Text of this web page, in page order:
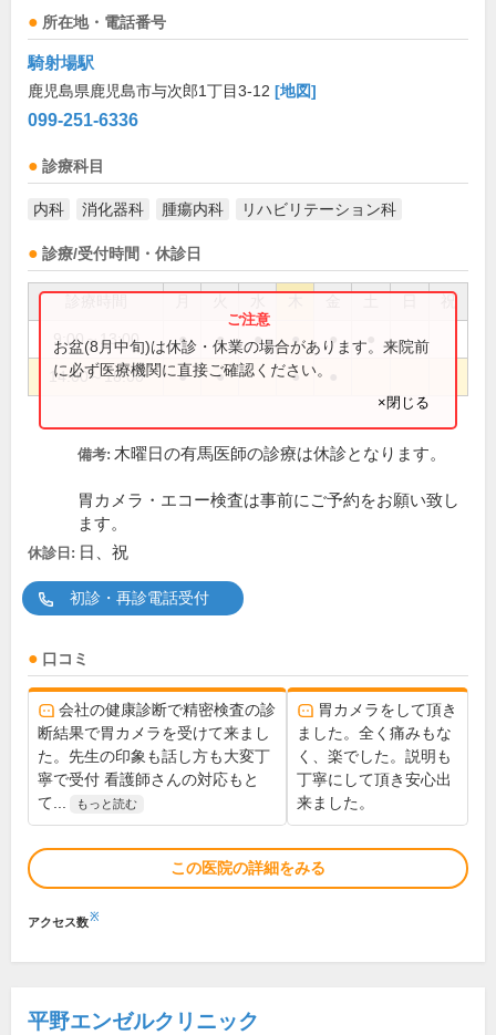
所在地・電話番号
騎射場駅
鹿児島県鹿児島市与次郎1丁目3-12 [地図]
099-251-6336
診療科目
内科 消化器科 腫瘍内科 リハビリテーション科
診療/受付時間・休診日
祝
9:00～13:00 ● ● ● ● ●
14:00～18:00 ● ● ●
お盆(8月中旬)は休診・休業の場合があります。来院前
に必ず医療機関に直接ご確認ください。
×閉じる
備考: 木曜日の有馬医師の診療は休診となります。
胃カメラ・エコー検査は事前にご予約をお願い致し
ます。
休診日: 日、祝
初診・再診電話受付
口コミ
会社の健康診断で精密検査の診
断結果で胃カメラを受けて来まし
た。先生の印象も話し方も大変丁
寧で受付 看護師さんの対応もと
て...
もっと読む
胃カメラをして頂き
ました。全く痛みもな
く、楽でした。説明も
丁寧にして頂き安心出
来ました。
この医院の詳細をみる
アクセス数※
平野エンゼルクリニック